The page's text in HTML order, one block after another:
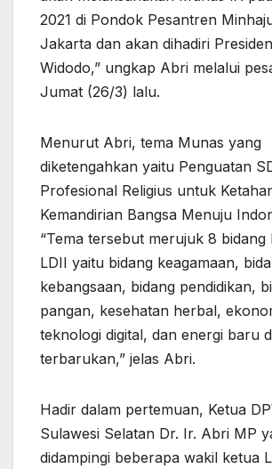
2021 di Pondok Pesantren
Jakarta dan akan dihadiri
Widodo,” ungkap Abri melalui
Jumat (26/3) lalu.
Menurut Abri, tema Munas yang
diketengahkan yaitu Penguatan
Profesional Religius untuk
Kemandirian Bangsa Menuju
“Tema tersebut merujuk 8
LDII yaitu bidang keagamaan,
kebangsaan, bidang pendidikan,
pangan, kesehatan herbal,
teknologi digital, dan energi baru
terbarukan,” jelas Abri.
Hadir dalam pertemuan, Ketua
Sulawesi Selatan Dr. Ir. Abri MP
didampingi beberapa wakil ketua